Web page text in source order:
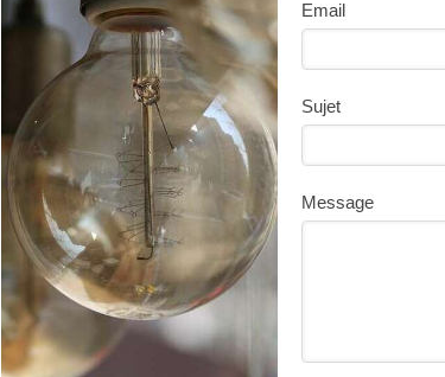
Email
Sujet
Message